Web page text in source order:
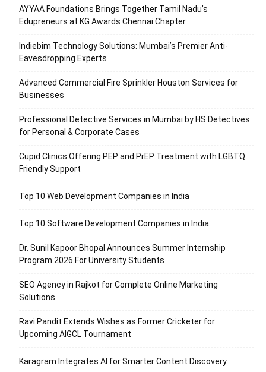
AYYAA Foundations Brings Together Tamil Nadu’s
Edupreneurs at KG Awards Chennai Chapter
Indiebim Technology Solutions: Mumbai’s Premier Anti-
Eavesdropping Experts
Advanced Commercial Fire Sprinkler Houston Services for
Businesses
Professional Detective Services in Mumbai by HS Detectives
for Personal & Corporate Cases
Cupid Clinics Offering PEP and PrEP Treatment with LGBTQ
Friendly Support
Top 10 Web Development Companies in India
Top 10 Software Development Companies in India
Dr. Sunil Kapoor Bhopal Announces Summer Internship
Program 2026 For University Students
SEO Agency in Rajkot for Complete Online Marketing
Solutions
Ravi Pandit Extends Wishes as Former Cricketer for
Upcoming AIGCL Tournament
Karagram Integrates AI for Smarter Content Discovery